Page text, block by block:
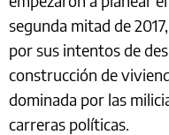
segunda mitad de
por sus intentos de
construcción de
dominada por las
carreras políticas.